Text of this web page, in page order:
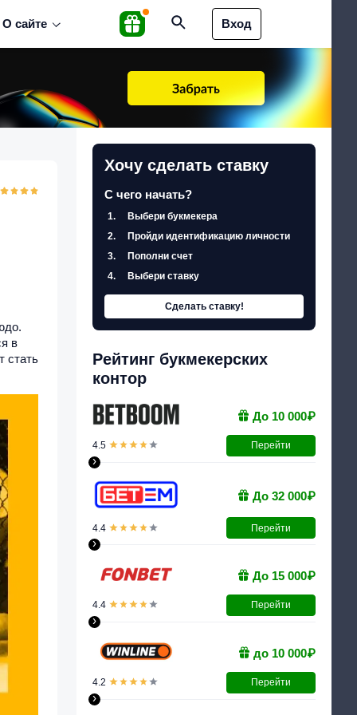
О сайте Вход
в
стать
Хочу сделать ставку
С чего начать?
Выбери букмекера
Пройди идентификацию личности
Пополни счет
Выбери ставку
Сделать ставку!
Рейтинг букмекерских
контор
До 10 000₽
4.5 Перейти
›
До 32 000₽
4.4 Перейти
›
До 15 000₽
4.4 Перейти
›
до 10 000₽
4.2 Перейти
›